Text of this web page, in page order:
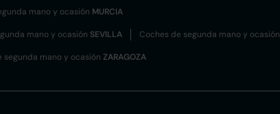
mano y ocasión MURCIA
mano y ocasión SEVILLA Coches de segunda mano y ocasión
segunda mano y ocasión ZARAGOZA